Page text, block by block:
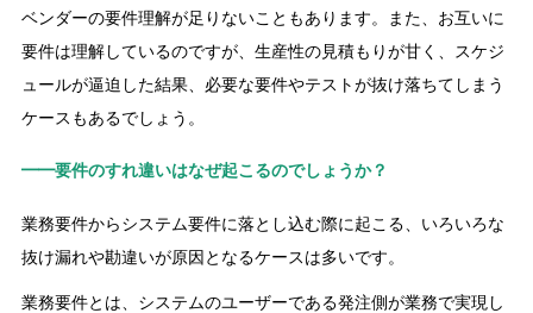
ベンダーの要件理解が足りないこともあります。また、お互いに
要件は理解しているのですが、生産性の見積もりが甘く、スケジ
ュールが逼迫した結果、必要な要件やテストが抜け落ちてしまう
ケースもあるでしょう。
━━要件のすれ違いはなぜ起こるのでしょうか？
業務要件からシステム要件に落とし込む際に起こる、いろいろな
抜け漏れや勘違いが原因となるケースは多いです。
業務要件とは、システムのユーザーである発注側が業務で実現し